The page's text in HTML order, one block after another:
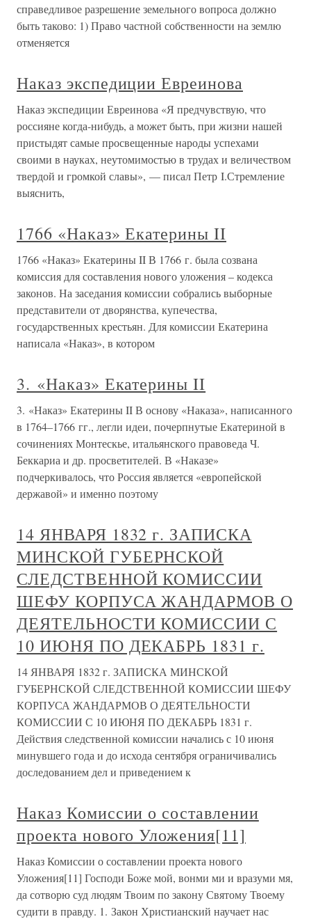
справедливое разрешение земельного вопроса должно
быть таково: 1) Право частной собственности на землю
отменяется
Наказ экспедиции Евреинова
Наказ экспедиции Евреинова «Я предчувствую, что
россияне когда-нибудь, а может быть, при жизни нашей
пристыдят самые просвещенные народы успехами
своими в науках, неутомимостью в трудах и величеством
твердой и громкой славы», — писал Петр I.Стремление
выяснить,
1766 «Наказ» Екатерины II
1766 «Наказ» Екатерины II В 1766 г. была созвана
комиссия для составления нового уложения – кодекса
законов. На заседания комиссии собрались выборные
представители от дворянства, купечества,
государственных крестьян. Для комиссии Екатерина
написала «Наказ», в котором
3. «Наказ» Екатерины II
3. «Наказ» Екатерины II В основу «Наказа», написанного
в 1764–1766 гг., легли идеи, почерпнутые Екатериной в
сочинениях Монтескье, итальянского правоведа Ч.
Беккариа и др. просветителей. В «Наказе»
подчеркивалось, что Россия является «европейской
державой» и именно поэтому
14 ЯНВАРЯ 1832 г. ЗАПИСКА
МИНСКОЙ ГУБЕРНСКОЙ
СЛЕДСТВЕННОЙ КОМИССИИ
ШЕФУ КОРПУСА ЖАНДАРМОВ О
ДЕЯТЕЛЬНОСТИ КОМИССИИ С
10 ИЮНЯ ПО ДЕКАБРЬ 1831 г.
14 ЯНВАРЯ 1832 г. ЗАПИСКА МИНСКОЙ
ГУБЕРНСКОЙ СЛЕДСТВЕННОЙ КОМИССИИ ШЕФУ
КОРПУСА ЖАНДАРМОВ О ДЕЯТЕЛЬНОСТИ
КОМИССИИ С 10 ИЮНЯ ПО ДЕКАБРЬ 1831 г.
Действия следственной комиссии начались с 10 июня
минувшего года и до исхода сентября ограничивались
доследованием дел и приведением к
Наказ Комиссии о составлении
проекта нового Уложения[11]
Наказ Комиссии о составлении проекта нового
Уложения[11] Господи Боже мой, вонми ми и вразуми мя,
да сотворю суд людям Твоим по закону Святому Твоему
судити в правду. 1. Закон Христианский научает нас